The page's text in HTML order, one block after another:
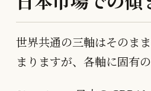
世界共通の三軸はそのま
まりますが、各軸に固有